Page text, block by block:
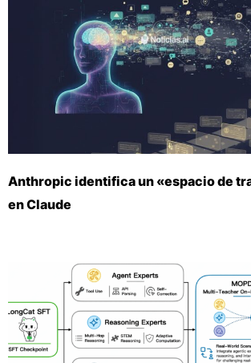
Anthropic identifica un «espacio de
en Claude